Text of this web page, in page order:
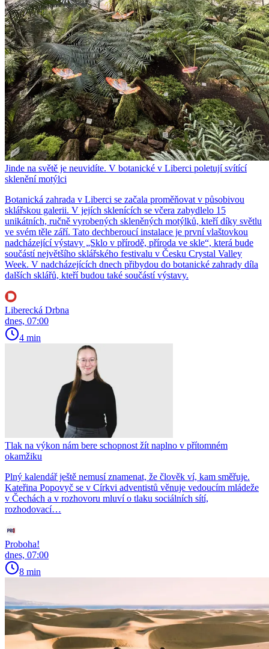
Jinde na světě je neuvidíte. V botanické v Liberci poletují svítící
sklenění motýlci
Botanická zahrada v Liberci se začala proměňovat v působivou
sklářskou galerii. V jejích sklenících se včera zabydlelo 15
unikátních, ručně vyrobených skleněných motýlků, kteří díky světlu
ve svém těle září. Tato dechberoucí instalace je první vlaštovkou
nadcházející výstavy „Sklo v přírodě, příroda ve skle“, která bude
součástí největšího sklářského festivalu v Česku Crystal Valley
Week. V nadcházejících dnech přibydou do botanické zahrady díla
dalších sklářů, kteří budou také součástí výstavy.
Liberecká Drbna
dnes, 07:00
4 min
Tlak na výkon nám bere schopnost žít naplno v přítomném
okamžiku
Plný kalendář ještě nemusí znamenat, že člověk ví, kam směřuje.
Kateřina Popovyč se v Církvi adventistů věnuje vedoucím mládeže
v Čechách a v rozhovoru mluví o tlaku sociálních sítí,
rozhodovací…
Proboha!
dnes, 07:00
8 min